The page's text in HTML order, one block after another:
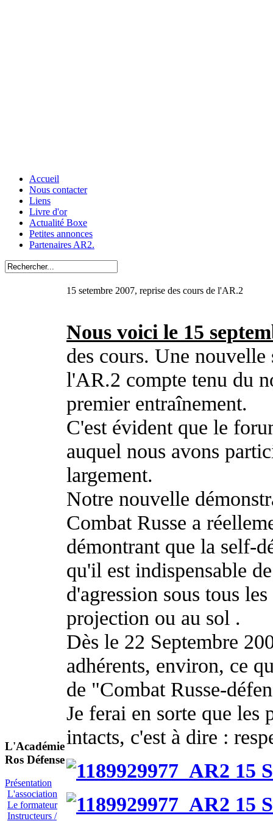
Accueil
Nous contacter
Liens
Livre d'or
Actualité Boxe
Petites annonces
Partenaires AR2.
L'Académie
Ros Défense
Présentation
L'association
Le formateur
Instructeurs /
15 setembre 2007, reprise des cours de l'AR.2
Nous voici le 15
des cours. Une
l'AR.2 compte tenu du
premier entraînement.
C'est évident que le
auquel nous avons
largement.
Notre nouvelle
Combat Russe a
démontrant que la self-
qu'il est indispensable
d'agression sous tous
projection ou au sol .
Dès le 22 Septembre
adhérents, environ, ce
de "Combat Russe-
Je ferai en sorte que les
intacts, c'est à dire :